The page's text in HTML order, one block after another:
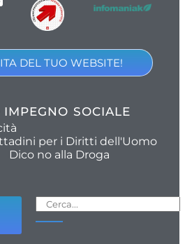
DEL TUO WEBSITE!
SOCIALE
per i Diritti dell'Uomo
Dico no alla Droga